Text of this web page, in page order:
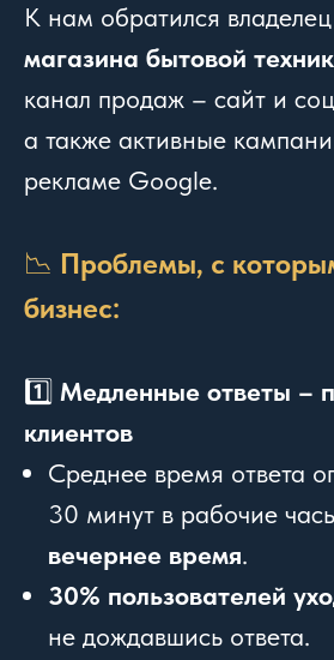
К нам обратился владелец
магазина бытовой
канал продаж – сайт и
а также активные
рекламе Google.
📉 Проблемы, с
бизнес:
1️⃣ Медленные ответы –
клиентов
Среднее время ответа
30 минут в рабочие
вечернее время.
30% пользователей
не дождавшись ответа.